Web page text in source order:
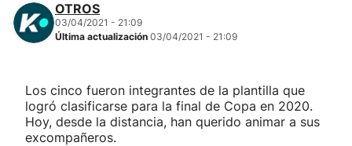
Atletismo
Más deportes
OTROS
03/04/2021 - 21:09
Última actualización 03/04/2021 - 21:09
Los cinco fueron integrantes de la plantilla que
logró clasificarse para la final de Copa en 2020.
Hoy, desde la distancia, han querido animar a sus
excompañeros.